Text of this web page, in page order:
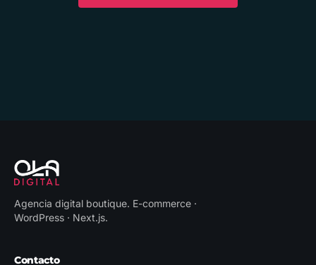
Agencia digital boutique. E-commerce ·
WordPress · Next.js.
Contacto